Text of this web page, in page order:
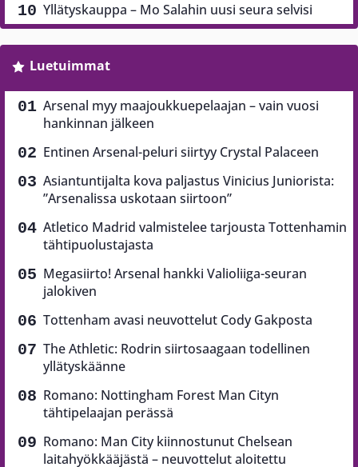
Yllätyskauppa – Mo Salahin uusi seura selvisi
Luetuimmat
Arsenal myy maajoukkuepelaajan – vain vuosi
hankinnan jälkeen
Entinen Arsenal-peluri siirtyy Crystal Palaceen
Asiantuntijalta kova paljastus Vinicius Juniorista:
”Arsenalissa uskotaan siirtoon”
Atletico Madrid valmistelee tarjousta Tottenhamin
tähtipuolustajasta
Megasiirto! Arsenal hankki Valioliiga-seuran
jalokiven
Tottenham avasi neuvottelut Cody Gakposta
The Athletic: Rodrin siirtosaagaan todellinen
yllätyskäänne
Romano: Nottingham Forest Man Cityn
tähtipelaajan perässä
Romano: Man City kiinnostunut Chelsean
laitahyökkääjästä – neuvottelut aloitettu